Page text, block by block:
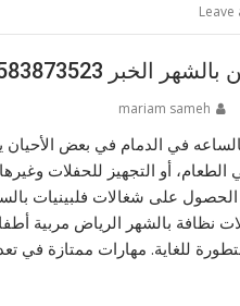
الخبر 0583873523
mariam sameh
في الدمام في بعض
أو التجهيز للحفلات
الحصول على شغالات فلبينيات
نظافة بالشهر الرياض مربية
للغاية. مهارات ممتازة في